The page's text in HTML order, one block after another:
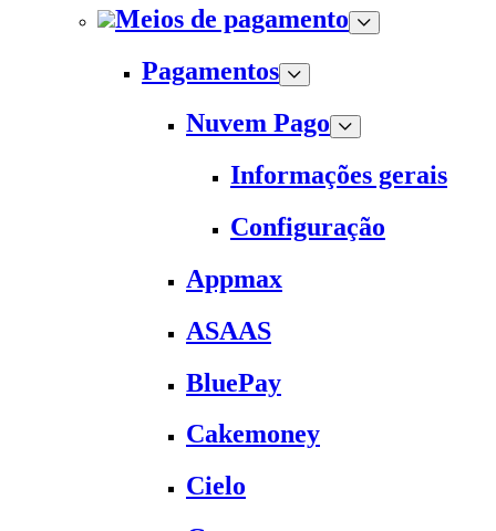
Meios de pagamento
Pagamentos
Nuvem Pago
Informações gerais
Configuração
Appmax
ASAAS
BluePay
Cakemoney
Cielo